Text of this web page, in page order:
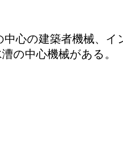
心の建築者機械、イ
の中心機械がある。